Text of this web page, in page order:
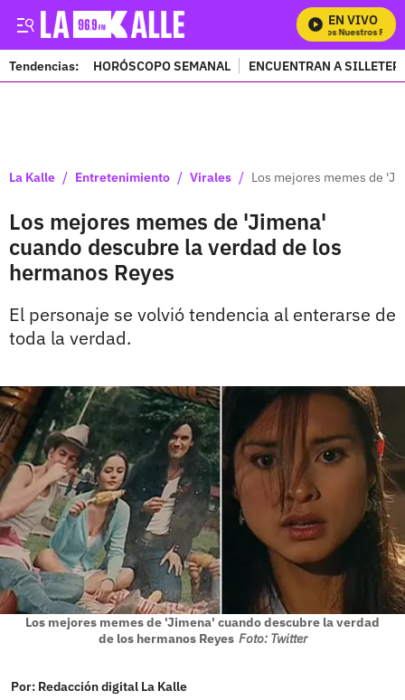
EN VIVO
Mira Todos Nuestros
Tendencias: HORÓSCOPO SEMANAL ENCUENTRAN A
La Kalle / Entretenimiento / Virales / Los mejores memes de
Los mejores memes de 'Jimena'
cuando descubre la verdad de los
hermanos Reyes
El personaje se volvió tendencia al enterarse de
toda la verdad.
Los mejores memes de 'Jimena' cuando descubre la verdad
de los hermanos Reyes Foto: Twitter
Por: Redacción digital La Kalle